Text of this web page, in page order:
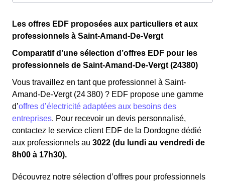
Les offres EDF proposées aux particuliers et aux
professionnels à Saint-Amand-De-Vergt
Comparatif d’une sélection d’offres EDF pour les
professionnels de Saint-Amand-De-Vergt (24380)
Vous travaillez en tant que professionnel à Saint-
Amand-De-Vergt (24 380) ? EDF propose une gamme
d’offres d’électricité adaptées aux besoins des
entreprises. Pour recevoir un devis personnalisé,
contactez le service client EDF de la Dordogne dédié
aux professionnels au 3022 (du lundi au vendredi de
8h00 à 17h30).
Découvrez notre sélection d’offres pour professionnels